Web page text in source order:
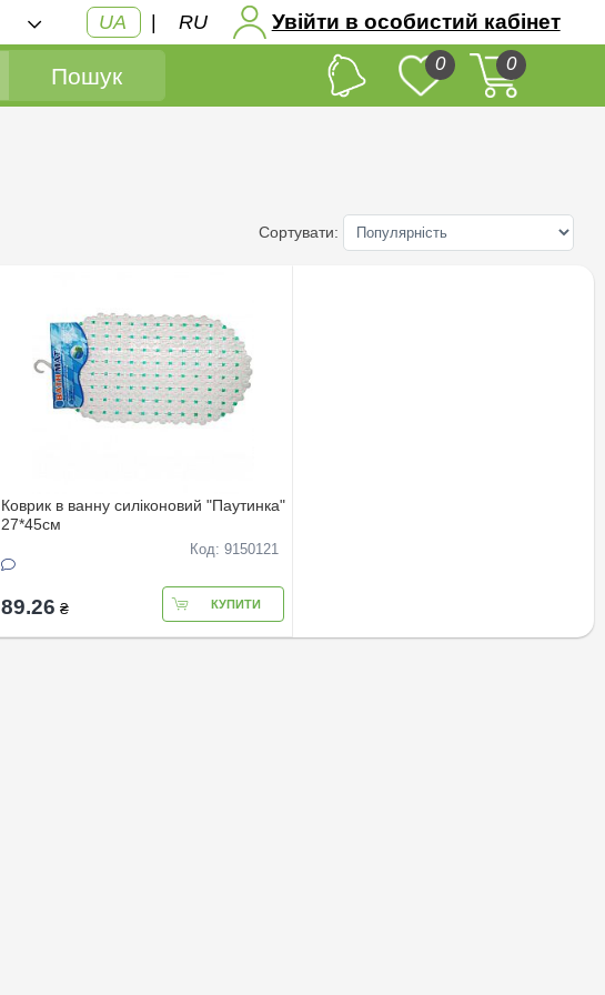
UA | RU Увійти в особистий кабінет
Пошук 0 0
Сортувати:
Коврик в ванну силiконовий "Паутинка"
27*45см
Код: 9150121
89.26 ₴ КУПИТИ